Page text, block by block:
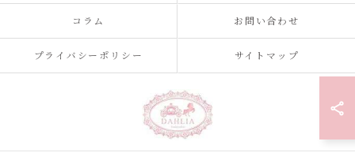
コラム お問い合わせ
プライバシーポリシー サイトマップ